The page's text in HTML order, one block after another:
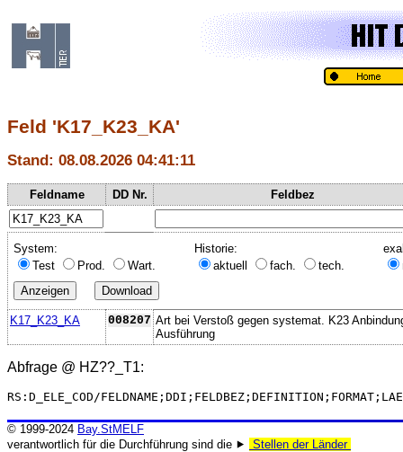
Feld 'K17_K23_KA'
Stand: 08.08.2026 04:41:11
Feldname DD Nr. Feldbez
System:
Test
Prod. Wart.
Historie:
aktuell
fach. tech.
K17_K23_KA 008207 Art bei Verstoß gegen systemat. K23
Ausführung
Abfrage @ HZ??_T1:
RS:D_ELE_COD/
© 1999-2024 Bay.StMELF
verantwortlich für die Durchführung sind die ⯈
Stellen der Länder